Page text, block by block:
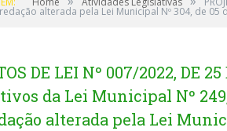
alterada pela Lei Municipal Nº 304, de
DE LEI Nº 007/2022, DE
da Lei Municipal Nº
alterada pela Lei